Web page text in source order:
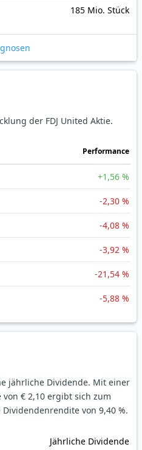
185 Mio. Stück
der FDJ United Aktie.
Perfor­mance
+1,56 %
-2,30 %
-4,08 %
-3,92 %
-21,54 %
-5,88 %
jährliche Dividende. Mit einer
€ 2,10 ergibt sich zum
von 9,40 %.
Jährliche Dividende